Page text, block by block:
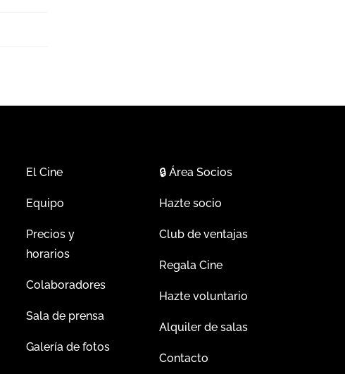
El Cine
Equipo
Precios y
horarios
Colaboradores
Sala de prensa
Galería de fotos
🔒Área Socios
Hazte socio
Club de ventajas
Regala Cine
Hazte voluntario
Alquiler de salas
Contacto